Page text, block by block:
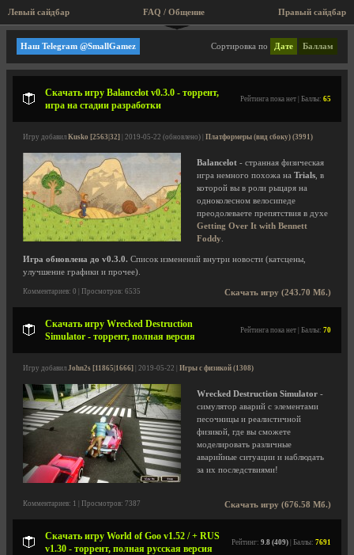
Левый сайдбар Правый сайдбар
FAQ / Общение
Игры с физикой
Сортировка по Дате Баллам
Наш Telegram @SmallGamez
Скачать игру Balancelot v0.3.0 - торрент,
игра на стадии разработки
Рейтинга пока нет | Баллы: 65
Игру добавил Kusko [2563|32] | 2019-05-22 (обновлено) | Платформеры (вид сбоку) (3991)
Balancelot - странная физическая
игра немного похожа на Trials , в
которой вы в роли рыцаря на
одноколесном велосипеде
преодолеваете препятствия в духе
Getting Over It with Bennett
Foddy
Игра обновлена до v0.3.0. Список изменений внутри новости (катсцены,
улучшение графики и прочее).
Скачать игру (243.70 Мб.)
Комментариев: 0 | Просмотров: 6535
Скачать игру Wrecked Destruction
Simulator - торрент, полная версия
Рейтинга пока нет | Баллы: 70
Игру добавил John2s [11865|1666] | 2019-05-22 | Игры с физикой (1308)
Wrecked Destruction Simulator -
симулятор аварий с элементами
песочницы и реалистичной
физикой, где вы сможете
моделировать различные
аварийные ситуации и наблюдать
за их последствиями!
Скачать игру (676.58 Мб.)
Комментариев: 1 | Просмотров: 7387
Скачать игру World of Goo v1.52 / + RUS
v1.30 - торрент, полная русская версия
Рейтинг: 9.8 (409) | Баллы: 7691